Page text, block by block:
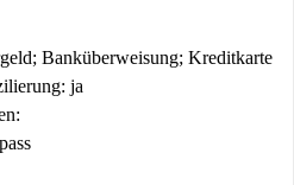
Banküberweisung; Kreditkarte
ja